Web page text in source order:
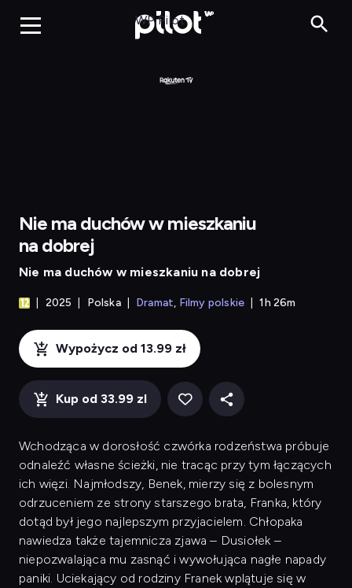
WP Pilot
Nie ma duchów w mieszkaniu
na dobrej
Nie ma duchów w mieszkaniu na dobrej
2025 Polska Dramat Filmy polskie 1h 26m
Wypożycz od 13.99 zł
Kup od 33.99 zl
Wchodząca w dorosłość czwórka rodzeństwa próbuje
odnaleźć własne ścieżki, nie tracąc przy tym łączących
ich więzi. Najmłodszy, Benek, mierzy się z bolesnym
odrzuceniem ze strony starszego brata, Franka, który
dotąd był jego najlepszym przyjacielem. Chłopaka
nawiedza także tajemnicza zjawa – Dusiołek –
niepozwalająca mu zasnąć i wywołująca nagłe napady
paniki. Uciekający od rodziny Franek wplątuje się w